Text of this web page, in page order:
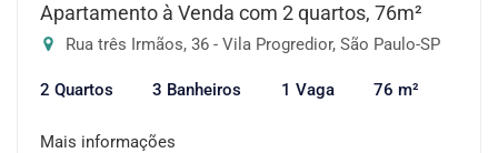
Apartamento à Venda com 2 quartos, 76m²
Rua três Irmãos, 36 - Vila Progredior, São Paulo-SP
2 Quartos 3 Banheiros 1 Vaga 76 m²
Mais informações